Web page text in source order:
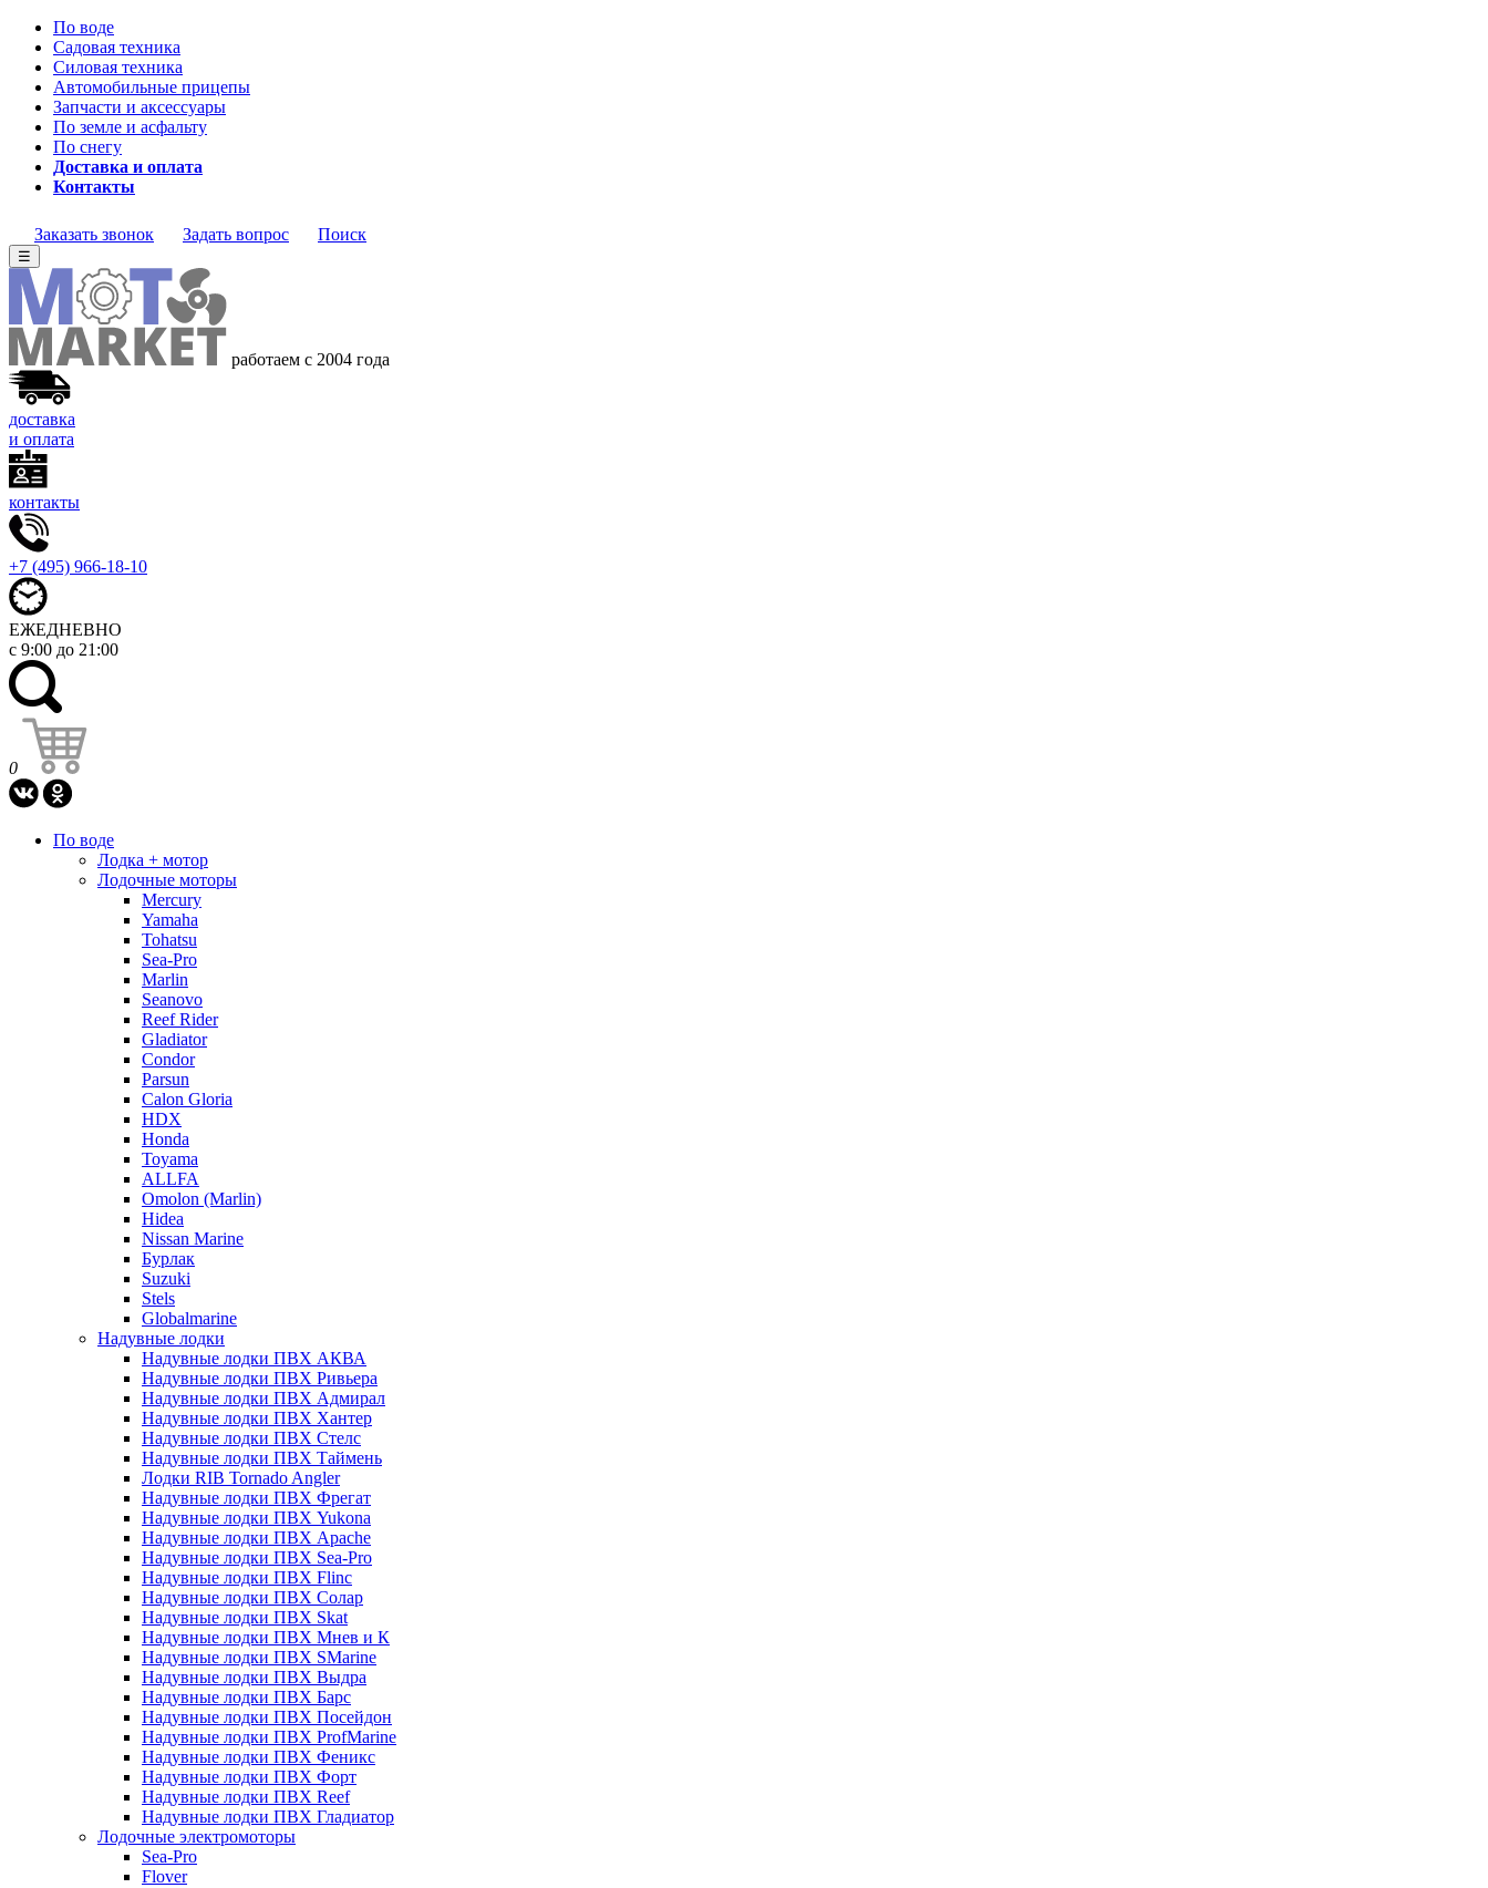
По воде
Садовая техника
Силовая техника
Автомобильные прицепы
Запчасти и аксессуары
По земле и асфальту
По снегу
Доставка и оплата
Контакты
Заказать звонок Задать вопрос Поиск
☰
работаем с 2004 года
доставка
и оплата
контакты
+7 (495) 966-18-10
ЕЖЕДНЕВНО
с 9:00 до 21:00
0
По воде
Лодка + мотор
Лодочные моторы
Mercury
Yamaha
Tohatsu
Sea-Pro
Marlin
Seanovo
Reef Rider
Gladiator
Condor
Parsun
Calon Gloria
HDX
Honda
Toyama
ALLFA
Omolon (Marlin)
Hidea
Nissan Marine
Бурлак
Suzuki
Stels
Globalmarine
Надувные лодки
Надувные лодки ПВХ АКВА
Надувные лодки ПВХ Ривьера
Надувные лодки ПВХ Адмирал
Надувные лодки ПВХ Хантер
Надувные лодки ПВХ Стелс
Надувные лодки ПВХ Таймень
Лодки RIB Tornado Angler
Надувные лодки ПВХ Фрегат
Надувные лодки ПВХ Yukona
Надувные лодки ПВХ Apache
Надувные лодки ПВХ Sea-Pro
Надувные лодки ПВХ Flinc
Надувные лодки ПВХ Солар
Надувные лодки ПВХ Skat
Надувные лодки ПВХ Мнев и К
Надувные лодки ПВХ SMarine
Надувные лодки ПВХ Выдра
Надувные лодки ПВХ Барс
Надувные лодки ПВХ Посейдон
Надувные лодки ПВХ ProfMarine
Надувные лодки ПВХ Феникс
Надувные лодки ПВХ Форт
Надувные лодки ПВХ Reef
Надувные лодки ПВХ Гладиатор
Лодочные электромоторы
Sea-Pro
Flover